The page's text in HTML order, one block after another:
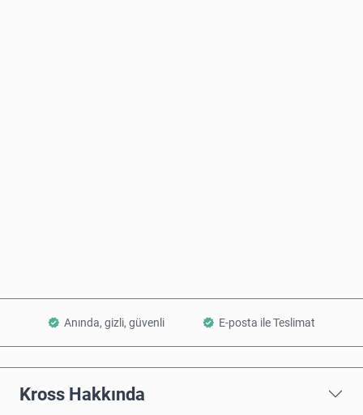
Anında, gizli, güvenli E-posta ile Teslimat
Kross Hakkında